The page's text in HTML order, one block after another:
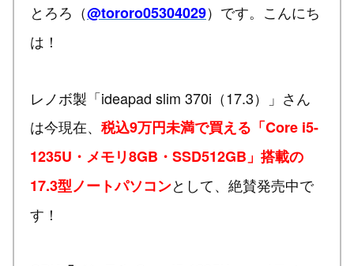
とろろ（@tororo05304029）です。こんにち
は！
レノボ製「ideapad slim 370i（17.3）」さん
は今現在、 税込9万円未満で買える「Core i5-
1235U・メモリ8GB・SSD512GB」搭載の
17.3型ノートパソコンとして、絶賛発売中で
す！